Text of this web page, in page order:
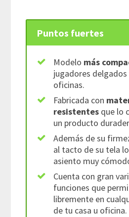
Puntos fuertes
Modelo más
jugadores delgados
oficinas.
Fabricada con
resistentes que lo
un producto
Además de su
al tacto de su tela
asiento muy
Cuenta con gran
funciones que
libremente en
de tu casa u oficina.